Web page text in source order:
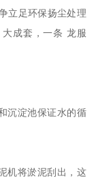
立足环保扬尘处理
成套，一条 龙服
沉淀池保证水的循
机将淤泥刮出，这